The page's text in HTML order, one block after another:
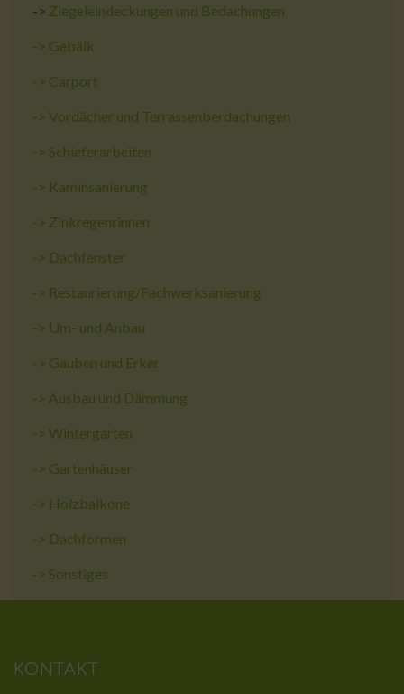
-> Ziegeleindeckungen und Bedachungen
-> Gebälk
-> Carport
->Vordächer und Terrassenberdachungen
-> Schieferarbeiten
-> Kaminsanierung
-> Zinkregenrinnen
-> Dachfenster
-> Restaurierung/Fachwerksanierung
-> Um- und Anbau
-> Gauben und Erker
-> Ausbau und Dämmung
->Wintergarten
-> Gartenhäuser
-> Holzbalkone
-> Dachformen
-> Sonstiges
KONTAKT